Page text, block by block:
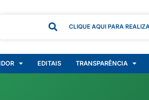
CLIQUE AQUI PARA
EDITAIS TRANSPARÊNCIA